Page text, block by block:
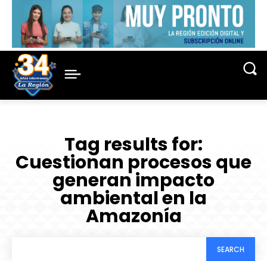
Tag results for:
Cuestionan procesos que
generan impacto
ambiental en la
Amazonía
SEARCH